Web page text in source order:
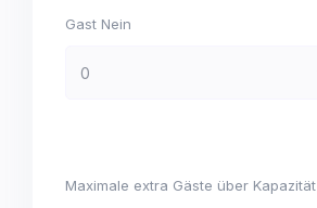
Gast Nein
Maximale extra Gäste über Kapazität